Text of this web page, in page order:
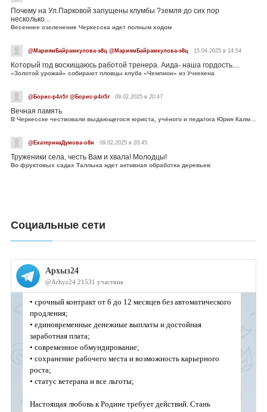
Почему на Ул.Парковой запущены клумбы ?земля до сих пор
несколько...
Весеннее озеленение Черкесска идет полным ходом
@МариямБайрамкулова-э8ц @МариямБайрамкулова-э8ц 15.04.2025 в 14:54
Который год восхищаюсь работой тренера. Аида- наша гордость....
«Золотой урожай» собирают пловцы клуба «Чемпион» из Учкекена
@Борис-р4л5т @Борис-р4л5т 09.02.2025 в 20:47
Вечная память
В Черкесске чествовали выдающегося юриста, учёного и педагога Юрия Калмыкова
@ЕкатеринаДумова-о8и 09.02.2025 в 20:45
Труженики села, честь Вам и хвала! Молодцы!
Во фруктовых садах Таллыка идет активная обработка деревьев
Социальные сети